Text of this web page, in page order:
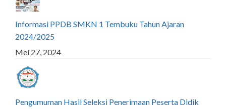
Informasi PPDB SMKN 1 Tembuku Tahun Ajaran
2024/2025
Mei 27, 2024
Pengumuman Hasil Seleksi Penerimaan Peserta Didik